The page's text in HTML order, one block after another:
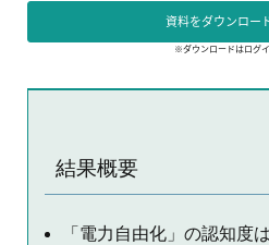
資料をダウンロー
※ダウンロードはログ
結果概要
「電力自由化」の認知度